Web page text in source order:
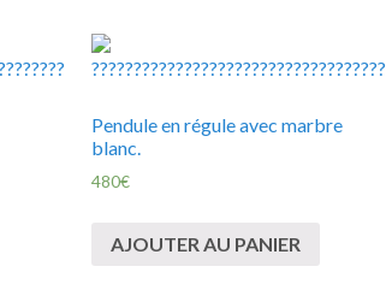
Pendule en régule avec marbre
blanc.
480€
AJOUTER AU PANIER